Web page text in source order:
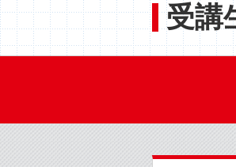
受講